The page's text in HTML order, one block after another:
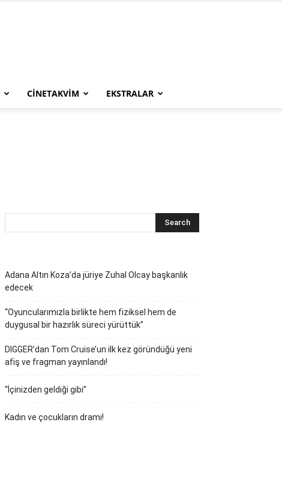
CINETAKVIM EKSTRALAR
Adana Altın Koza’da jüriye Zuhal Olcay başkanlık
edecek
“Oyuncularımızla birlikte hem fiziksel hem de
duygusal bir hazırlık süreci yürüttük”
DIGGER’dan Tom Cruise’un ilk kez göründüğü yeni
afiş ve fragman yayınlandı!
“İçinizden geldiği gibi”
Kadın ve çocukların dramı!